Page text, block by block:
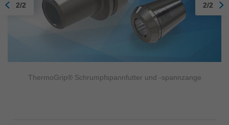
ThermoGrip® Schrumpfspannfutter und -spannzange
2/2 2/2